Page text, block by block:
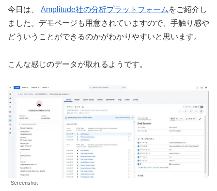
今日は、 Amplitude社の分析プラットフォーム をご紹介し
ました。デモページも用意されていますので、手触り感や
どういうことができるのかがわかりやすいと思います。
こんな感じのデータが取れるようです。
Screenshot